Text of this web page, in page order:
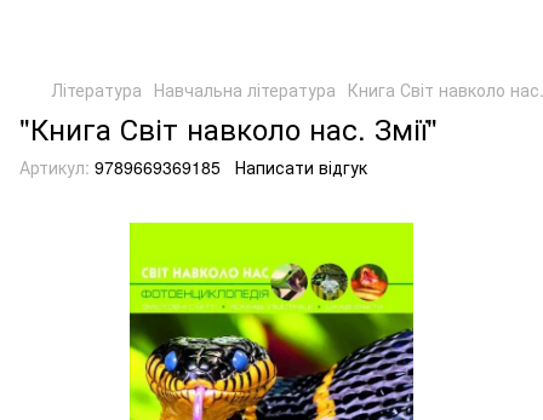
Література Навчальна література Книга Світ навколо
"Книга Світ навколо нас. Змії"
Артикул: 9789669369185 Написати відгук